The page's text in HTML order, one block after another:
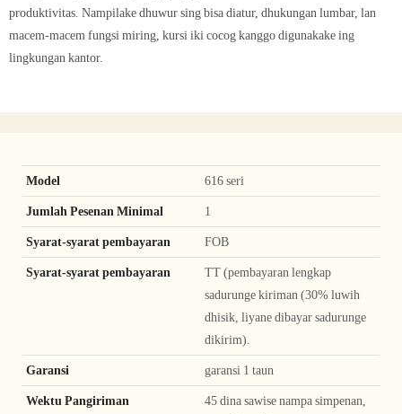
produktivitas. Nampilake dhuwur sing bisa diatur, dhukungan lumbar, lan
macem-macem fungsi miring, kursi iki cocog kanggo digunakake ing
lingkungan kantor.
Model 616 seri
Jumlah Pesenan Minimal 1
Syarat-syarat pembayaran FOB
Syarat-syarat pembayaran
TT (pembayaran lengkap
sadurunge kiriman (30% luwih
dhisik, liyane dibayar sadurunge
dikirim).
Garansi garansi 1 taun
Wektu Pangiriman
45 dina sawise nampa simpenan,